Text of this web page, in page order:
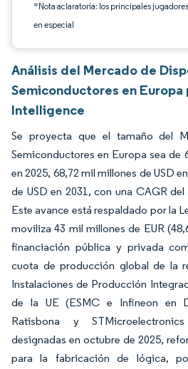
*Nota aclaratoria: los principales
en especial
Análisis del Mercado de
Semiconductores en
Intelligence
Se proyecta que el tamaño del
Semiconductores en Europa sea de
en 2025, 68,72 mil millones de USD
de USD en 2031, con una CAGR
Este avance está respaldado por la
moviliza 43 mil millones de EUR
financiación pública y privada
cuota de producción global de la
Instalaciones de Producción
de la UE (ESMC e Infineon en
Ratisbona y
designadas en octubre de 2025,
para la fabricación de lógica,